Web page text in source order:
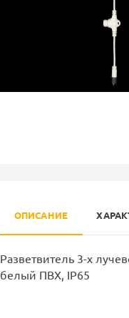
ОПИСАНИЕ
Разветвитель 3-х
белый ПВХ, IP65